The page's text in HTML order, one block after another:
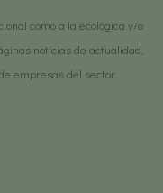
como a la ecológica y/o
noticias de actualidad,
empresas del sector.